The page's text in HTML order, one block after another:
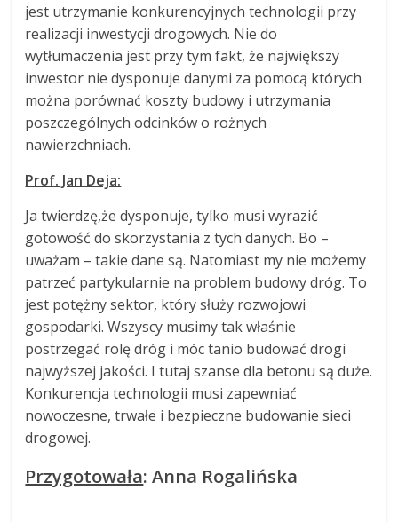
jest utrzymanie konkurencyjnych technologii przy
realizacji inwestycji drogowych. Nie do
wytłumaczenia jest przy tym fakt, że największy
inwestor nie dysponuje danymi za pomocą których
można porównać koszty budowy i utrzymania
poszczególnych odcinków o rożnych
nawierzchniach.
Prof. Jan Deja:
Ja twierdzę,że dysponuje, tylko musi wyrazić
gotowość do skorzystania z tych danych. Bo –
uważam – takie dane są. Natomiast my nie możemy
patrzeć partykularnie na problem budowy dróg. To
jest potężny sektor, który służy rozwojowi
gospodarki. Wszyscy musimy tak właśnie
postrzegać rolę dróg i móc tanio budować drogi
najwyższej jakości. I tutaj szanse dla betonu są duże.
Konkurencja technologii musi zapewniać
nowoczesne, trwałe i bezpieczne budowanie sieci
drogowej.
Przygotowała: Anna Rogalińska